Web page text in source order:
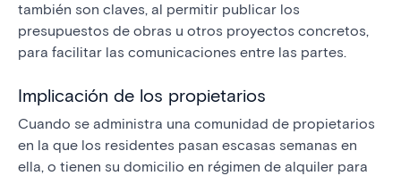
también son claves, al permitir publicar los
presupuestos de obras u otros proyectos concretos,
para facilitar las comunicaciones entre las partes.
Implicación de los propietarios
Cuando se administra una comunidad de propietarios
en la que los residentes pasan escasas semanas en
ella, o tienen su domicilio en régimen de alquiler para